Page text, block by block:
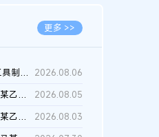
更多 >>
上诉人I某工具制品有限公司与被上诉人程某及一审被告中华人民共和...
2026.08.06
某甲公司、某乙公司、某丙公司申请诉前行为保全复议裁定书
2026.08.05
某甲公司、某乙公司、官某与某丙公司专利申请权权属纠纷 二审判决...
2026.08.03